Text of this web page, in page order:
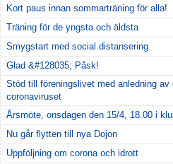
Kort paus innan sommarträning för alla!
Träning för de yngsta och äldsta
Smygstart med social distansering
Glad &#128035; Påsk!
Stöd till föreningslivet med anledning av
coronaviruset
Årsmöte, onsdagen den 15/4, 18.00 i
Nu går flytten till nya Dojon
Uppföljning om corona och idrott